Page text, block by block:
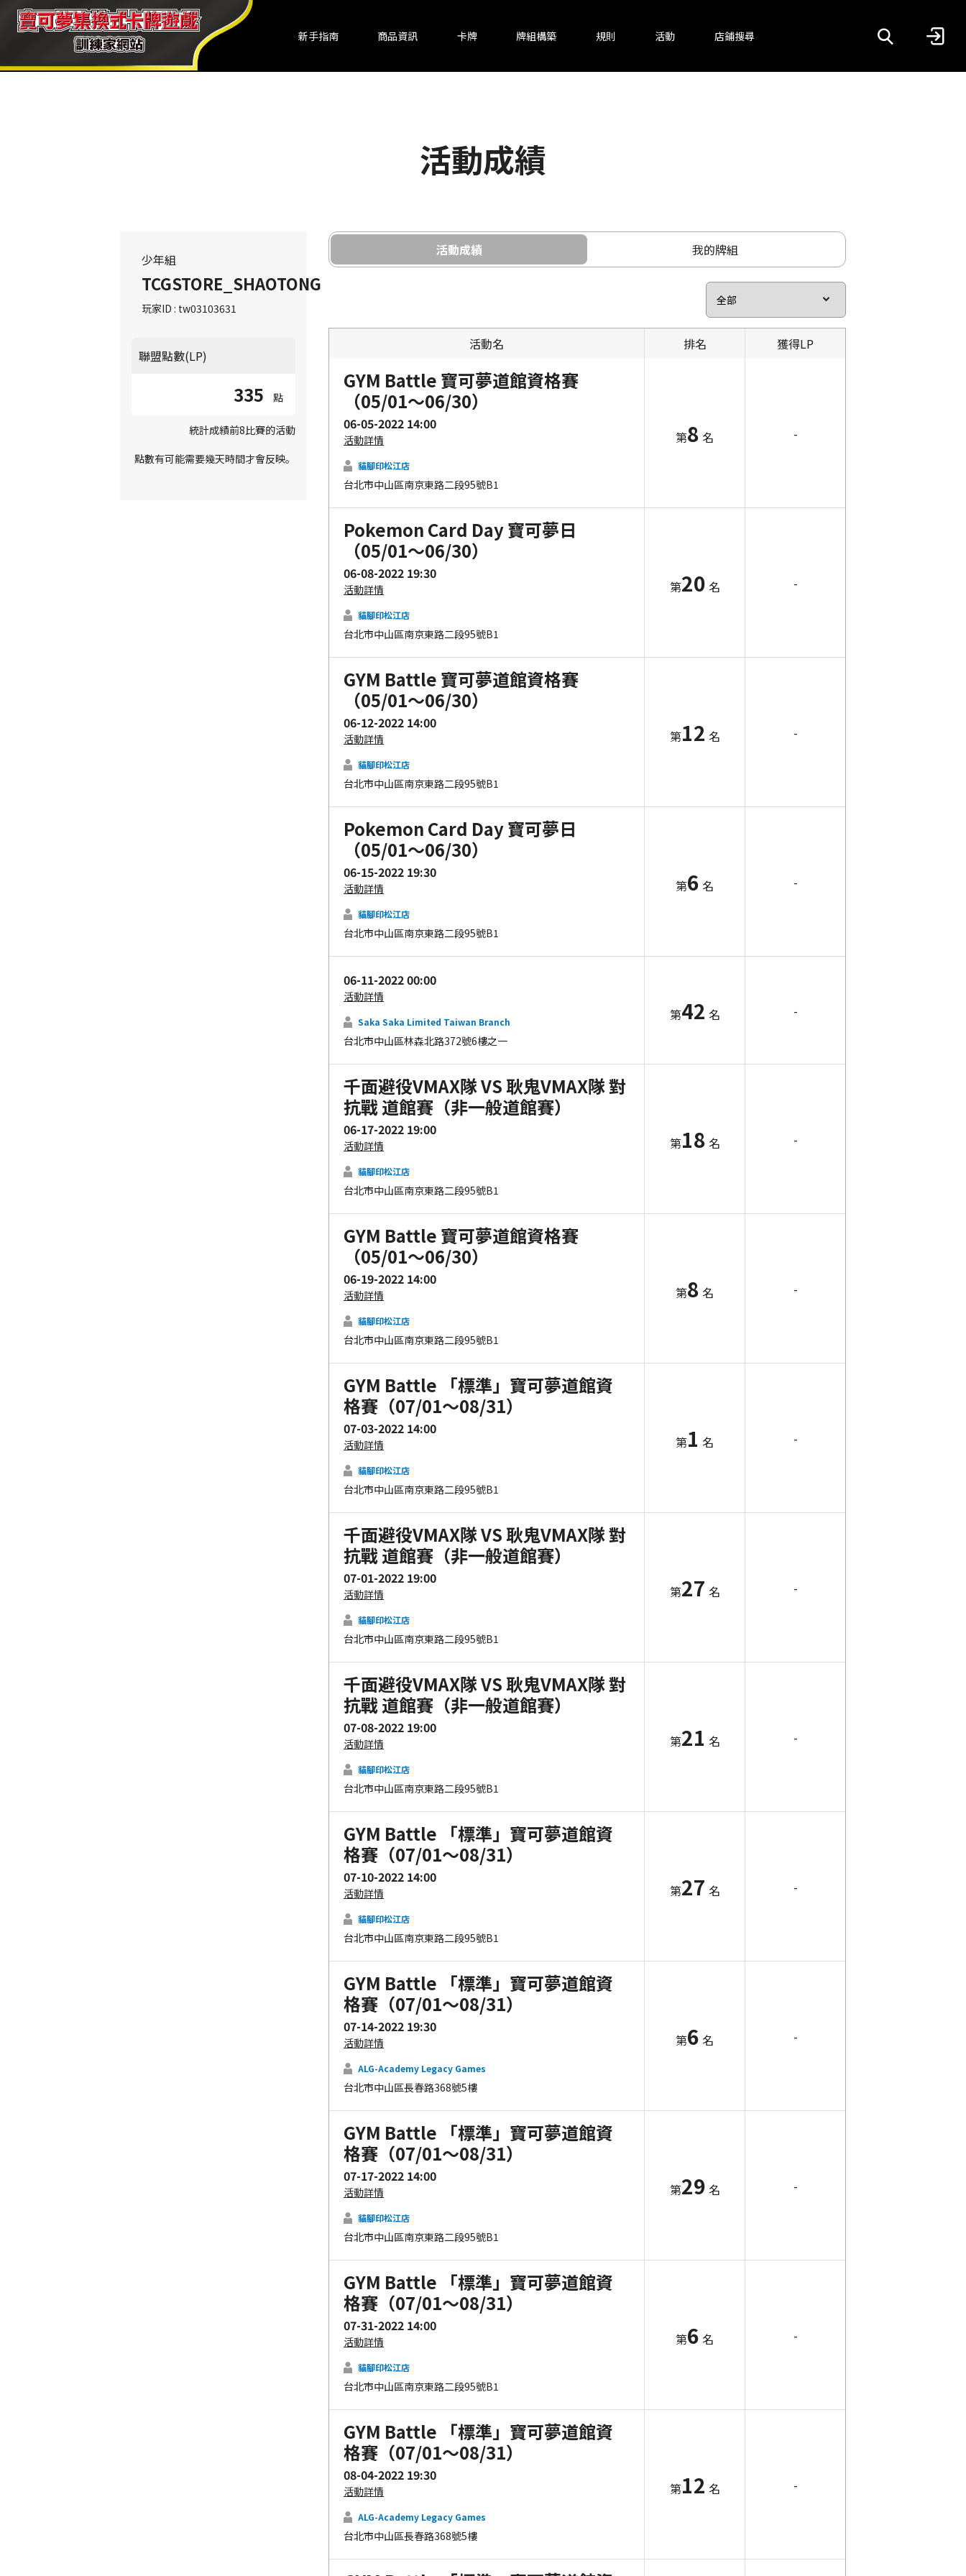
新手指南 商品資訊 卡牌 牌組構築 規則 活動 店鋪搜尋
活動成績
少年組
TCGSTORE_SHAOTONG
玩家ID : tw03103631
聯盟點數(LP)
335 點
統計成績前8比賽的活動
點數有可能需要幾天時間才會反映。
活動成績 我的牌組
活動名
GYM Battle 寶可夢道館資格賽
（05/01～06/30）
06-05-2022 14:00
活動詳情
貓腳印松江店
台北市中山區南京東路二段95號B1
排名
第8 名
獲得LP
-
Pokemon Card Day 寶可夢日
（05/01～06/30）
06-08-2022 19:30
活動詳情
貓腳印松江店
台北市中山區南京東路二段95號B1
第20 名 -
GYM Battle 寶可夢道館資格賽
（05/01～06/30）
06-12-2022 14:00
活動詳情
貓腳印松江店
台北市中山區南京東路二段95號B1
第12 名 -
Pokemon Card Day 寶可夢日
（05/01～06/30）
06-15-2022 19:30
活動詳情
貓腳印松江店
台北市中山區南京東路二段95號B1
第6 名 -
06-11-2022 00:00
活動詳情
Saka Saka Limited Taiwan Branch
台北市中山區林森北路372號6樓之一
第42 名 -
千面避役VMAX隊 VS 耿鬼VMAX隊 對
抗戰 道館賽（非一般道館賽）
06-17-2022 19:00
活動詳情
貓腳印松江店
台北市中山區南京東路二段95號B1
第18 名 -
GYM Battle 寶可夢道館資格賽
（05/01～06/30）
06-19-2022 14:00
活動詳情
貓腳印松江店
台北市中山區南京東路二段95號B1
第8 名 -
GYM Battle 「標準」寶可夢道館資
格賽（07/01～08/31）
07-03-2022 14:00
活動詳情
貓腳印松江店
台北市中山區南京東路二段95號B1
第1 名 -
千面避役VMAX隊 VS 耿鬼VMAX隊 對
抗戰 道館賽（非一般道館賽）
07-01-2022 19:00
活動詳情
貓腳印松江店
台北市中山區南京東路二段95號B1
第27 名 -
千面避役VMAX隊 VS 耿鬼VMAX隊 對
抗戰 道館賽（非一般道館賽）
07-08-2022 19:00
活動詳情
貓腳印松江店
台北市中山區南京東路二段95號B1
第21 名 -
GYM Battle 「標準」寶可夢道館資
格賽（07/01～08/31）
07-10-2022 14:00
活動詳情
貓腳印松江店
台北市中山區南京東路二段95號B1
第27 名 -
GYM Battle 「標準」寶可夢道館資
格賽（07/01～08/31）
07-14-2022 19:30
活動詳情
ALG-Academy Legacy Games
台北市中山區長春路368號5樓
第6 名 -
GYM Battle 「標準」寶可夢道館資
格賽（07/01～08/31）
07-17-2022 14:00
活動詳情
貓腳印松江店
台北市中山區南京東路二段95號B1
第29 名 -
GYM Battle 「標準」寶可夢道館資
格賽（07/01～08/31）
07-31-2022 14:00
活動詳情
貓腳印松江店
台北市中山區南京東路二段95號B1
第6 名 -
GYM Battle 「標準」寶可夢道館資
格賽（07/01～08/31）
08-04-2022 19:30
活動詳情
ALG-Academy Legacy Games
台北市中山區長春路368號5樓
第12 名 -